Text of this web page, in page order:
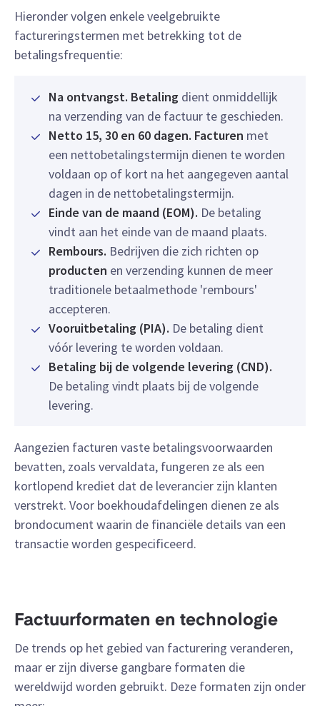
Hieronder volgen enkele veelgebruikte
factureringstermen met betrekking tot de
betalingsfrequentie:
Na ontvangst. Betaling dient onmiddellijk
na verzending van de factuur te geschieden.
Netto 15, 30 en 60 dagen. Facturen met
een nettobetalingstermijn dienen te worden
voldaan op of kort na het aangegeven aantal
dagen in de nettobetalingstermijn.
Einde van de maand (EOM). De betaling
vindt aan het einde van de maand plaats.
Rembours. Bedrijven die zich richten op
producten en verzending kunnen de meer
traditionele betaalmethode 'rembours'
accepteren.
Vooruitbetaling (PIA). De betaling dient
vóór levering te worden voldaan.
Betaling bij de volgende levering (CND).
De betaling vindt plaats bij de volgende
levering.
Aangezien facturen vaste betalingsvoorwaarden
bevatten, zoals vervaldata, fungeren ze als een
kortlopend krediet dat de leverancier zijn klanten
verstrekt. Voor boekhoudafdelingen dienen ze als
brondocument waarin de financiële details van een
transactie worden gespecificeerd.
Factuurformaten en technologie
De trends op het gebied van facturering veranderen,
maar er zijn diverse gangbare formaten die
wereldwijd worden gebruikt. Deze formaten zijn onder